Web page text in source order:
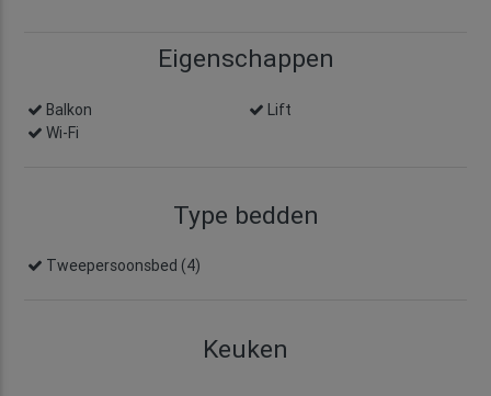
Eigenschappen
Balkon
Lift
Wi-Fi
Type bedden
Tweepersoonsbed (4)
Keuken